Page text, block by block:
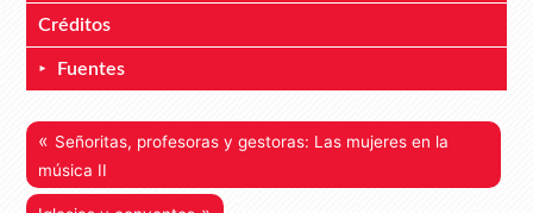
Créditos
Fuentes
« Señoritas, profesoras y gestoras: Las mujeres en la
música II